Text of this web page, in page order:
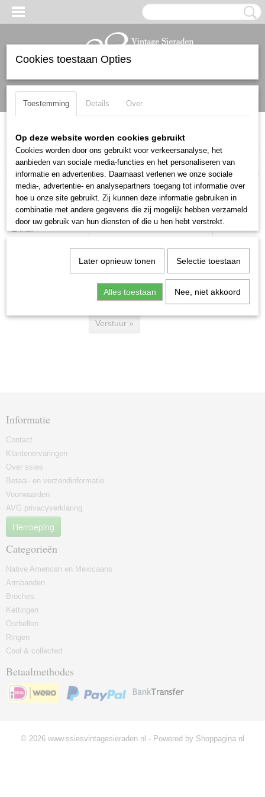
Inloggen Registreren
(0)
Home >Herroeping
Door dit formulier te verzenden, bevestigt u dat u uw bestelling wilt
annuleren. Wij nemen zo snel mogelijk contact met u op om de annulering
te bevestigen en eventuele verdere instructies te geven.
Naam
E-mail
Verstuur »
Informatie
Contact
Klantenervaringen
Over ssies
Betaal- en verzendinformatie
Voorwaarden
AVG privacyverklaring
Herroeping
Categorieën
Native American en Mexicaans
Armbanden
Broches
Kettingen
Oorbellen
Ringen
Cool & collected
Betaalmethodes
© 2026 www.ssiesvintagesieraden.nl - Powered by Shoppagina.nl
Cookies toestaan Opties
Toestemming Details Over
Op deze website worden cookies gebruikt
Cookies worden door ons gebruikt voor verkeersanalyse, het
aanbieden van sociale media-functies en het personaliseren van
informatie en advertenties. Daarnaast verlenen we onze sociale
media-, advertentie- en analysepartners toegang tot informatie over
hoe u onze site gebruikt. Zij kunnen deze informatie gebruiken in
combinatie met andere gegevens die zij mogelijk hebben verzameld
door uw gebruik van hun diensten of die u hen hebt verstrekt.
Later opnieuw tonen Selectie toestaan
Alles toestaan Nee, niet akkoord